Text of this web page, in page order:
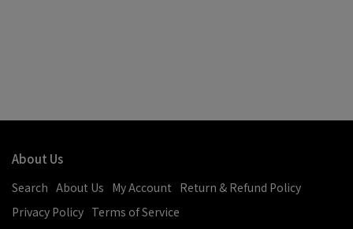
About Us
Search About Us My Account Return & Refund Policy
Privacy Policy Terms of Service